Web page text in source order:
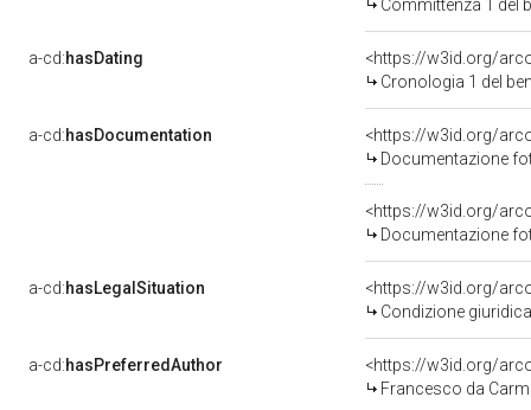
Committenza 1 del
a-cd:hasDating
<https://w3id.org/
Cronologia 1 del
a-cd:hasDocumentation
Documentazione
Documentazione
a-cd:hasLegalSituation
Condizione
a-cd:hasPreferredAuthor
<https://w3id.org/
Francesco da